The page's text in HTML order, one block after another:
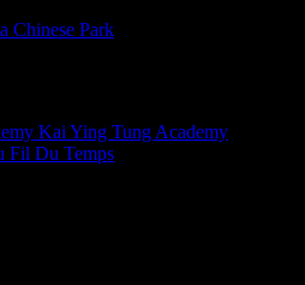
Chinese Park
Kai Ying Tung Academy
Fil Du Temps